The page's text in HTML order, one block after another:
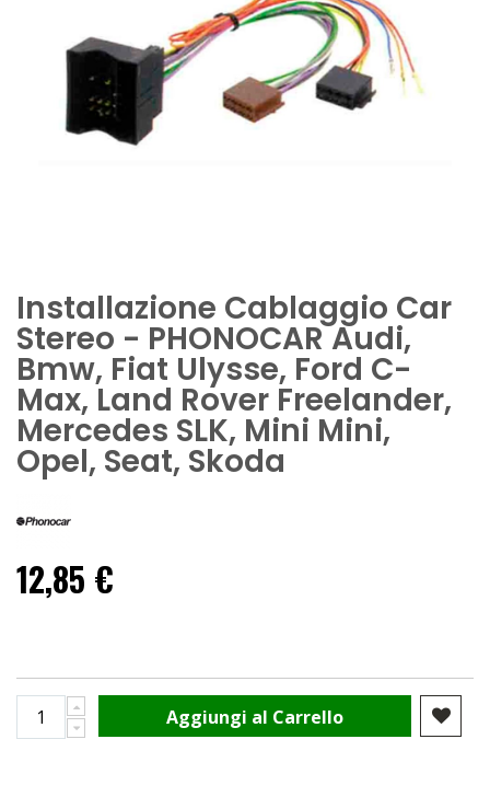
Installazione Cablaggio Car
Stereo - PHONOCAR Audi,
Bmw, Fiat Ulysse, Ford C-
Max, Land Rover Freelander,
Mercedes SLK, Mini Mini,
Opel, Seat, Skoda
12,85 €
Aggiungi al Carrello